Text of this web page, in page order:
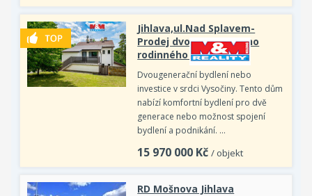
Jihlava,ul.Nad Splavem-
Prodej dvougeneračního
rodinného domu
Dvougenerační bydlení nebo
investice v srdci Vysočiny. Tento dům
nabízí komfortní bydlení pro dvě
generace nebo možnost spojení
bydlení a podnikání. …
15 970 000 Kč / objekt
RD Mošnova Jihlava